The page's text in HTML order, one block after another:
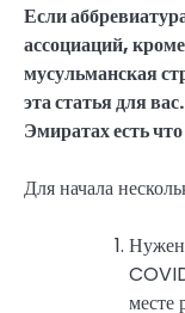
Если
ассоциаций,
мусульманская
эта статья для
Эмиратах есть
Для начала
Нужен
месте